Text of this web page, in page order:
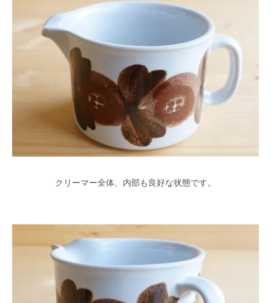
クリーマー全体、内部も良好な状態です。